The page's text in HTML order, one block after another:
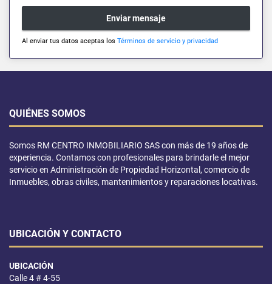
Enviar mensaje
Al enviar tus datos aceptas los Términos de servicio y privacidad
QUIÉNES SOMOS
Somos RM CENTRO INMOBILIARIO SAS con más de 19 años de
experiencia. Contamos con profesionales para brindarle el mejor
servicio en Administración de Propiedad Horizontal, comercio de
Inmuebles, obras civiles, mantenimientos y reparaciones locativas.
UBICACIÓN Y CONTACTO
UBICACIÓN
Calle 4 # 4-55